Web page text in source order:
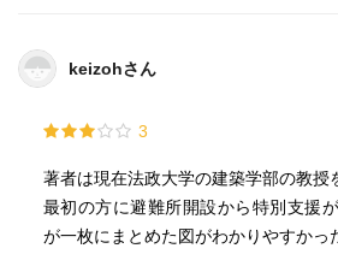
keizohさん
3
著者は現在法政大学の建築学部の教授
最初の方に避難所開設から特別支援
が一枚にまとめた図がわかりやすかっ